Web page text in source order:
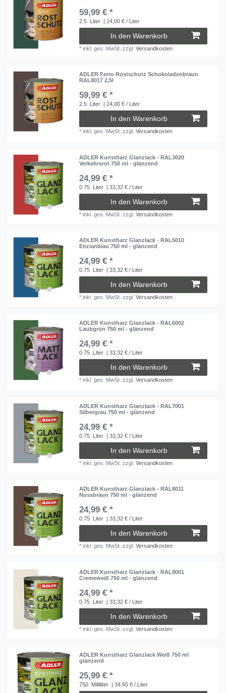
59,99 € *
2.5 Liter | 24,00 € / Liter
In den Warenkorb
*inkl. ges. MwSt. zzgl.Versandkosten
ADLER Ferro Rostschutz Schokoladenbraun
RAL8017 2,5l
59,99 € *
2.5 Liter | 24,00 € / Liter
In den Warenkorb
*inkl. ges. MwSt. zzgl.Versandkosten
ADLER Kunstharz Glanzlack - RAL3020
Verkehrsrot 750 ml - glänzend
24,99 € *
0.75 Liter | 33,32 € / Liter
In den Warenkorb
*inkl. ges. MwSt. zzgl.Versandkosten
ADLER Kunstharz Glanzlack - RAL5010
Enzianblau 750 ml - glänzend
24,99 € *
0.75 Liter | 33,32 € / Liter
In den Warenkorb
*inkl. ges. MwSt. zzgl.Versandkosten
ADLER Kunstharz Glanzlack - RAL6002
Laubgrün 750 ml - glänzend
24,99 € *
0.75 Liter | 33,32 € / Liter
In den Warenkorb
*inkl. ges. MwSt. zzgl.Versandkosten
ADLER Kunstharz Glanzlack - RAL7001
Silbergrau 750 ml - glänzend
24,99 € *
0.75 Liter | 33,32 € / Liter
In den Warenkorb
*inkl. ges. MwSt. zzgl.Versandkosten
ADLER Kunstharz Glanzlack - RAL8011
Nussbraun 750 ml - glänzend
24,99 € *
0.75 Liter | 33,32 € / Liter
In den Warenkorb
*inkl. ges. MwSt. zzgl.Versandkosten
ADLER Kunstharz Glanzlack - RAL9001
Cremeweiß 750 ml - glänzend
24,99 € *
0.75 Liter | 33,32 € / Liter
In den Warenkorb
*inkl. ges. MwSt. zzgl.Versandkosten
ADLER Kunstharz Glanzlack Weiß 750 ml
glänzend
25,99 € *
750 Milliliter | 34,65 € / Liter